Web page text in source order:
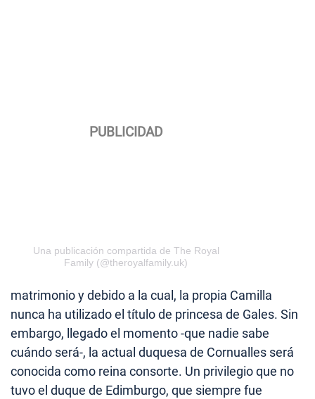
Una publicación compartida de The Royal
Family (@theroyalfamily.uk)
matrimonio y debido a la cual, la propia Camilla
nunca ha utilizado el título de princesa de Gales. Sin
embargo, llegado el momento -que nadie sabe
cuándo será-, la actual duquesa de Cornualles será
conocida como reina consorte. Un privilegio que no
tuvo el duque de Edimburgo, que siempre fue